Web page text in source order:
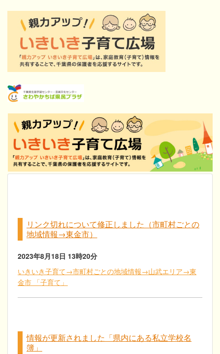
リンク切れについて修正しました（市町村ごとの
地域情報→東金市）
2023年8月18日 13時20分
いきいき子育て→市町村ごとの地域情報→山武エリア→東
金市 「子育て」
情報が更新されました「県内にある私立学校名
簿」